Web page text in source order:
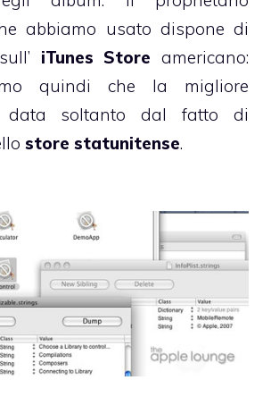
abbiamo usato dispone di
iTunes Store americano:
quindi che la migliore
data soltanto dal fatto di
store statunitense.